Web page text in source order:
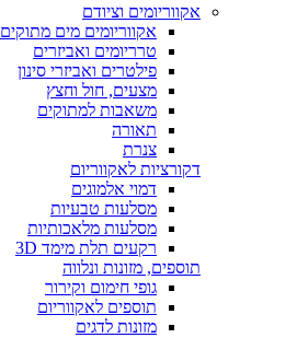
אקווריומים וציודם
אקווריומים מים מתוקים
טרריומים ואביזרים
פילטרים ואביזרי סינון
מצעים, חול וחצץ
משאבות למתוקים
תאורה
צנרת
דקורציות לאקווריום
דמוי אלמוגים
מסלעות טבעיות
מסלעות מלאכותיות
רקעים תלת מימד 3D
תוספים, מזונות ונלווה
גופי חימום וקירור
תוספים לאקווריום
מזונות לדגים